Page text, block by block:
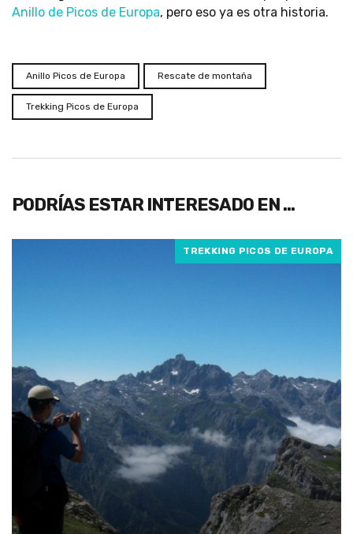
Anillo de Picos de Europa, pero eso ya es otra historia.
Anillo Picos de Europa Rescate de montaña
Trekking Picos de Europa
PODRÍAS ESTAR INTERESADO EN …
TREKKING PICOS DE EUROPA